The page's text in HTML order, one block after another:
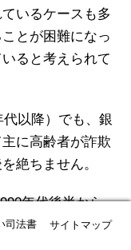
いるケースも多
とが困難になっ
ると考えられて
代以降）でも、銀
に高齢者が詐欺
絶ちません。
年代後半から
課長は記憶してま
司法書
サイトマップ